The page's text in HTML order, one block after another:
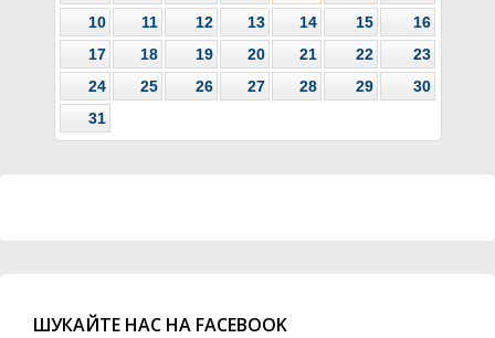
10
11 12 13 14 15
16
17
18 19 20 21 22
23
24
25 26 27 28 29
30
31
ШУКАЙТЕ НАС НА FACEBOOK